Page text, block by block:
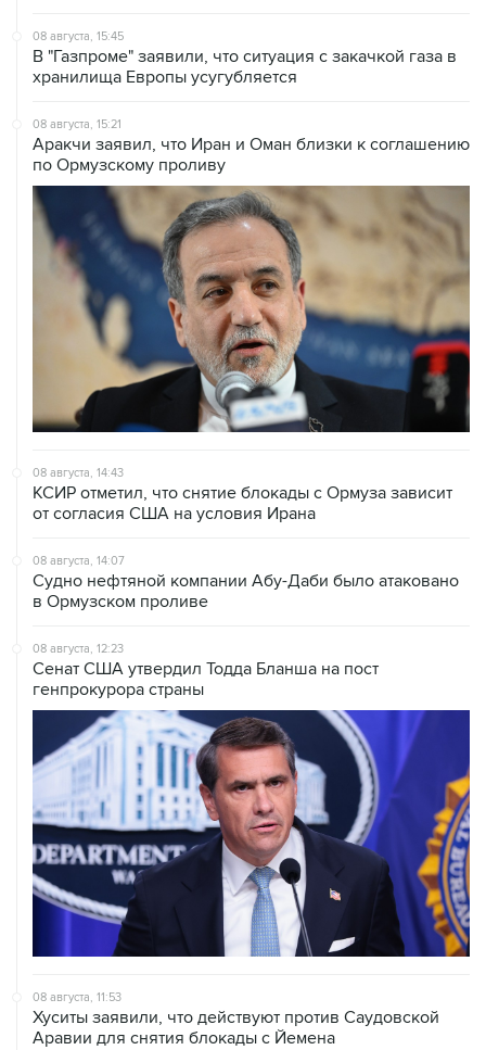
08 августа, 15:45
В "Газпроме" заявили, что ситуация с закачкой газа в
хранилища Европы усугубляется
08 августа, 15:21
Аракчи заявил, что Иран и Оман близки к соглашению
по Ормузскому проливу
08 августа, 14:43
КСИР отметил, что снятие блокады с Ормуза зависит
от согласия США на условия Ирана
08 августа, 14:07
Судно нефтяной компании Абу-Даби было атаковано
в Ормузском проливе
08 августа, 12:23
Сенат США утвердил Тодда Бланша на пост
генпрокурора страны
08 августа, 11:53
Хуситы заявили, что действуют против Саудовской
Аравии для снятия блокады с Йемена